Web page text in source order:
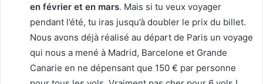
en février et en mars. Mais si tu veux voyager
pendant l’été, tu iras jusqu’à doubler le prix du billet.
Nous avons déjà réalisé au départ de Paris un voyage
qui nous a mené à Madrid, Barcelone et Grande
Canarie en ne dépensant que 150 € par personne